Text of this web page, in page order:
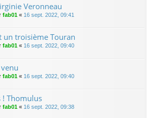
Veronneau
fab01 « 16 sept. 2022, 09:41
un troisième Touran
fab01 « 16 sept. 2022, 09:40
fab01 « 16 sept. 2022, 09:40
Thomulus
fab01 « 16 sept. 2022, 09:38